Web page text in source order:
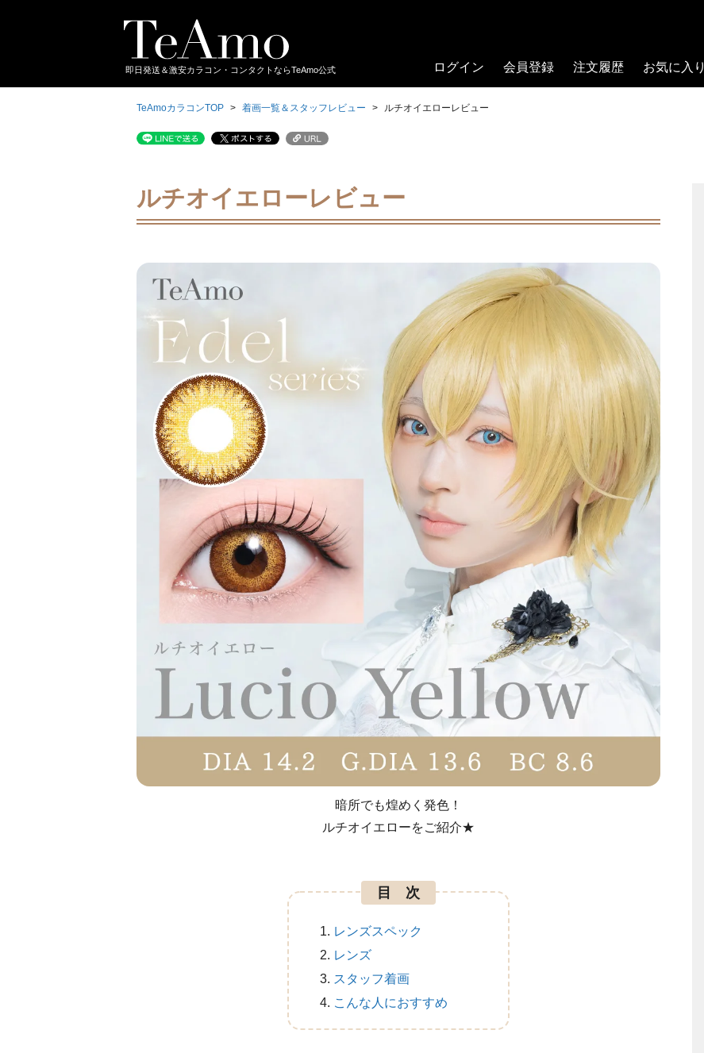
即日発送＆激安カラコン・コンタクトならTeAmo公式
TeAmoカラコンTOP 着画一覧＆スタッフレビュー ルチオイエローレビュー
ルチオイエローレビュー
暗所でも煌めく発色！
ルチオイエローをご紹介★
目 次
レンズスペック
レンズ
スタッフ着画
こんな人におすすめ
ログイン 会員登録 注文履歴 お気に入り